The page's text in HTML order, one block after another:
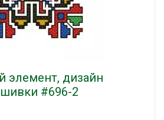
элемент, дизайн
#696-2